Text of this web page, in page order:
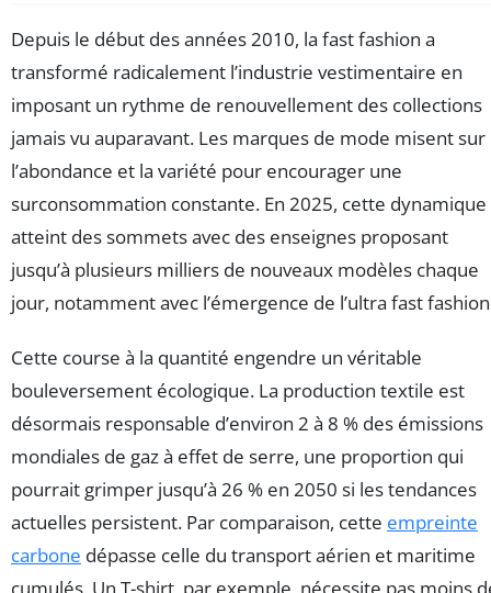
Depuis le début des années 2010, la fast fashion a
transformé radicalement l’industrie vestimentaire en
imposant un rythme de renouvellement des collections
jamais vu auparavant. Les marques de mode misent sur
l’abondance et la variété pour encourager une
surconsommation constante. En 2025, cette dynamique
atteint des sommets avec des enseignes proposant
jusqu’à plusieurs milliers de nouveaux modèles chaque
jour, notamment avec l’émergence de l’ultra fast
Cette course à la quantité engendre un véritable
bouleversement écologique. La production textile est
désormais responsable d’environ 2 à 8 % des émissions
mondiales de gaz à effet de serre, une proportion qui
pourrait grimper jusqu’à 26 % en 2050 si les tendances
actuelles persistent. Par comparaison, cette empreinte
carbone dépasse celle du transport aérien et maritime